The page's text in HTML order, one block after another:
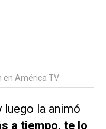
América TV.
luego la animó
a tiempo, te lo